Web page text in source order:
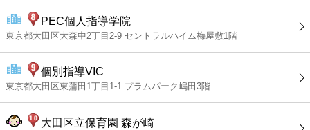
PEC個人指導学院
東京都大田区大森中2丁目2-9 セントラルハイム梅屋敷1階
個別指導VIC
東京都大田区東蒲田1丁目1-1 プラムパーク嶋田3階
大田区立保育園 森が崎